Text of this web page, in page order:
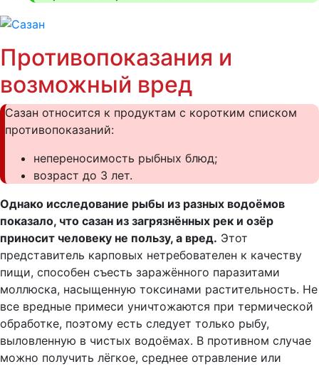
Противопоказания и
возможный вред
Сазан относится к продуктам с коротким списком
противопоказаний:
непереносимость рыбных блюд;
возраст до 3 лет.
Однако исследование рыбы из разных водоёмов
показало, что сазан из загрязнённых рек и озёр
приносит человеку не пользу, а вред. Этот
представитель карповых нетребователен к качеству
пищи, способен съесть заражённого паразитами
моллюска, насыщенную токсинами растительность. Не
все вредные примеси уничтожаются при термической
обработке, поэтому есть следует только рыбу,
выловленную в чистых водоёмах. В противном случае
можно получить лёгкое, среднее отравление или